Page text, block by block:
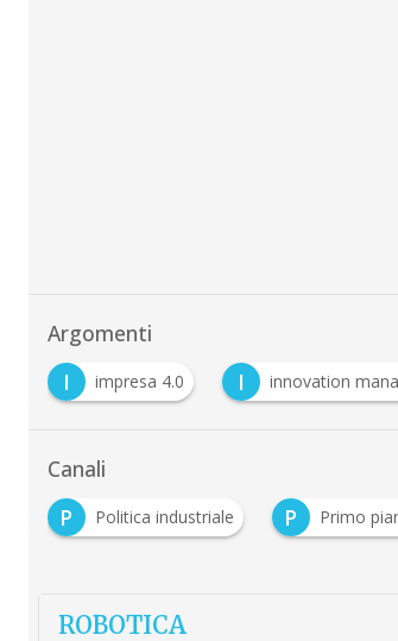
Argomenti
I impresa 4.0 I innovation
Canali
P
Politica industriale P Primo
ROBOTICA